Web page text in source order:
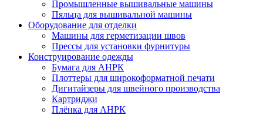
Промышленные вышивальные машины
Пяльца для вышивальной машины
Оборудование для отделки
Машины для герметизации швов
Прессы для установки фурнитуры
Конструирование одежды
Бумага для АНРК
Плоттеры для широкоформатной печати
Дигитайзеры для швейного производства
Картриджи
Плёнка для АНРК